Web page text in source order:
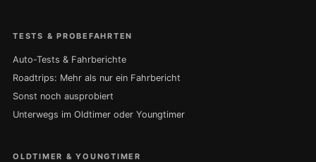
TESTS & PROBEFAHRTEN
Auto-Tests & Fahrberichte
Roadtrips: Mehr als nur ein Fahrbericht
Sonst noch ausprobiert
Unterwegs im Oldtimer oder Youngtimer
OLDTIMER & YOUNGTIMER